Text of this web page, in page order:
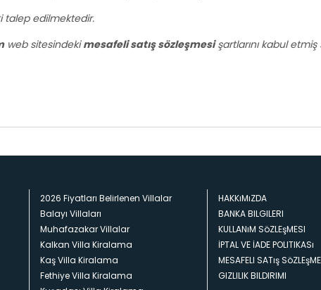
talep edilmektedir.
web sitesindekimesafeli satış sözleşmesişartlarını kabul etmiş
2026 Fiyatları Belirlenen Villalar
Balayı Villaları
Muhafazakar Villalar
Kalkan Villa Kiralama
Kaş Villa Kiralama
Fethiye Villa Kiralama
HAKKıMıZDA
BANKA BILGILERI
KULLANıM SöZLEşMESI
İPTAL VE İADE POLITIKASı
MESAFELI SATış
GIZLILIK BILDIRIMI